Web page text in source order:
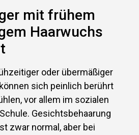
mit frühem
Haarwuchs
oder übermäßiger
sich peinlich berührt
vor allem im sozialen
Gesichtsbehaarung
zwar normal, aber bei